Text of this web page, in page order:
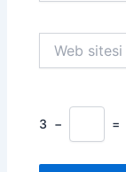
sitesi
3 − =